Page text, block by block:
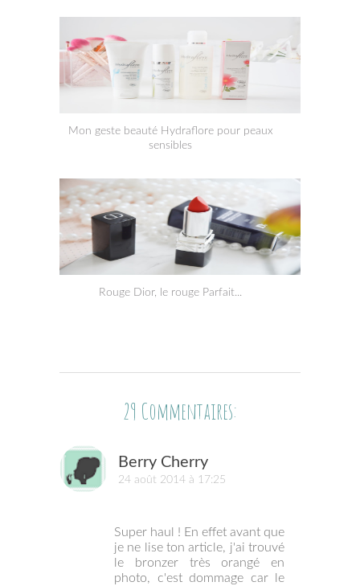
Mon geste beauté Hydraflore pour peaux
sensibles
Rouge Dior, le rouge Parfait...
29 Commentaires:
Berry Cherry
24 août 2014 à 17:25
Super haul ! En effet avant que
je ne lise ton article, j'ai trouvé
le bronzer très orangé en
photo, c'est dommage car le